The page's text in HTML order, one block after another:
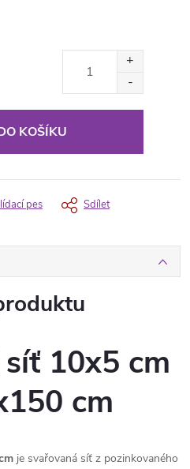
KOŠÍKU
pes Sdílet
10x5 cm
cm
je svařovaná síť z pozinkovaného